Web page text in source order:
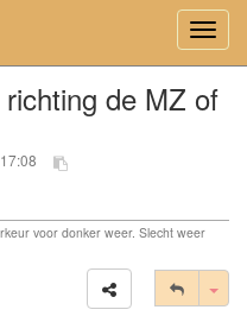
de MZ of
voor donker weer. Slecht weer